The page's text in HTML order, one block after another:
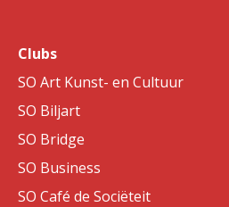
Clubs
SO Art Kunst- en Cultuur
SO Biljart
SO Bridge
SO Business
SO Café de Sociëteit